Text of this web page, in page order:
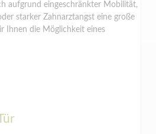
aufgrund eingeschränkter Mobilität,
starker Zahnarztangst eine große
Ihnen die Möglichkeit eines